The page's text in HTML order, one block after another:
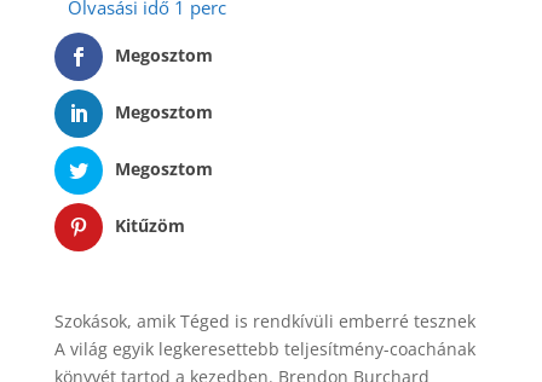
Megosztom
Megosztom
Megosztom
Kitűzöm
Szokások, amik Téged is rendkívüli emberré tesznek
A világ egyik legkeresettebb teljesítmény-coachának
könyvét tartod a kezedben. Brendon Burchard